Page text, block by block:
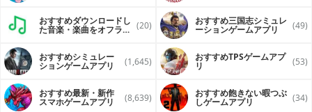
おすすめダウンロードし
た音楽・楽曲をオフライ (20) おすすめ三国志シミュレ
ーションゲームアプリ (49)
おすすめシミュレー
ションゲームアプリ (1,645) おすすめTPSゲームアプ
リ (53)
おすすめ最新・新作
スマホゲームアプリ (8,639) おすすめ飽きない暇つぶ
しゲームアプリ (34)